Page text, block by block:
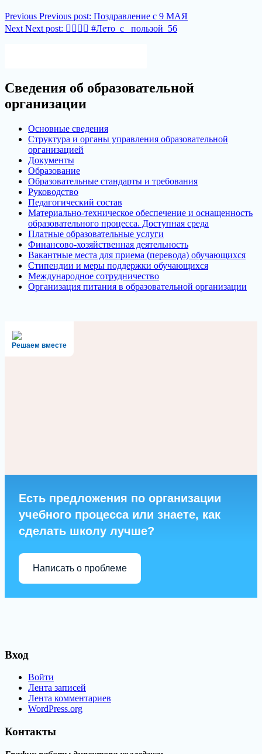
Previous Previous post: Поздравление с 9 МАЯ
Next Next post: 👷‍♂👷‍♀ #Лето_с_ пользой_56
Сведения об образовательной
организации
Основные сведения
Структура и органы управления образовательной
организацией
Документы
Образование
Образовательные стандарты и требования
Руководство
Педагогический состав
Материально-техническое обеспечение и оснащенность
образовательного процесса. Доступная среда
Платные образовательные услуги
Финансово-хозяйственная деятельность
Вакантные места для приема (перевода) обучающихся
Стипендии и меры поддержки обучающихся
Международное сотрудничество
Организация питания в образовательной организации
Решаем вместе
Есть предложения по организации
учебного процесса или знаете, как
сделать школу лучше?
Написать о проблеме
Вход
Войти
Лента записей
Лента комментариев
WordPress.org
Контакты